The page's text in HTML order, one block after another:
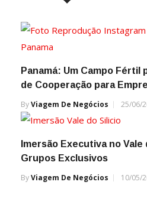
Panamá: Um Campo
de Cooperação para
ByViagem De Negócios 25/06/
Imersão Executiva no Vale
Grupos Exclusivos
ByViagem De Negócios 10/05/